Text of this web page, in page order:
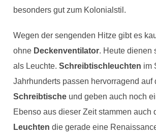
besonders gut zum Kolonialstil.
Wegen der sengenden Hitze gibt es
ohne Deckenventilator. Heute dienen
als Leuchte.Schreibtischleuchten im
Jahrhunderts passen hervorragend
Schreibtische und geben auch noch
Ebenso aus dieser Zeit stammen auch
Leuchten die gerade eine